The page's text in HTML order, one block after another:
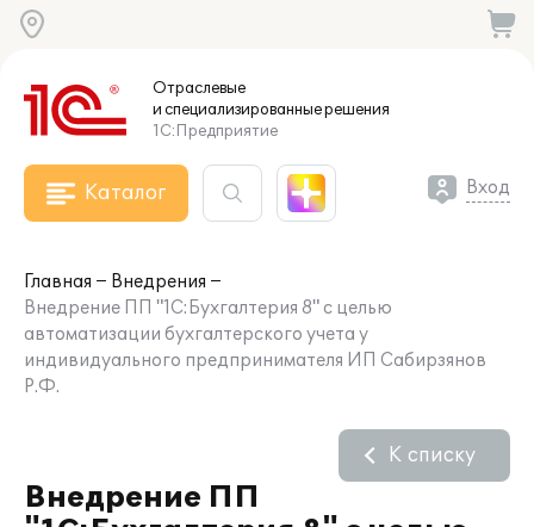
Отраслевые
и специализированныерешения
1С:Предприятие
Каталог Вход
Главная
Внедрения
Внедрение ПП "1С:Бухгалтерия 8" с целью
автоматизации бухгалтерского учета у
индивидуального предпринимателя ИП Сабирзянов
Р.Ф.
Внедрение ПП
К списку